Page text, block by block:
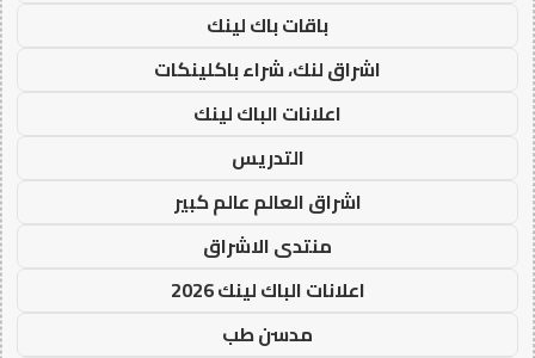
باقات باك لينك
اشراق لنك، شراء باكلينكات
اعلانات الباك لينك
التدريس
اشراق العالم عالم كبير
منتدى الاشراق
اعلانات الباك لينك 2026
مدسن طب